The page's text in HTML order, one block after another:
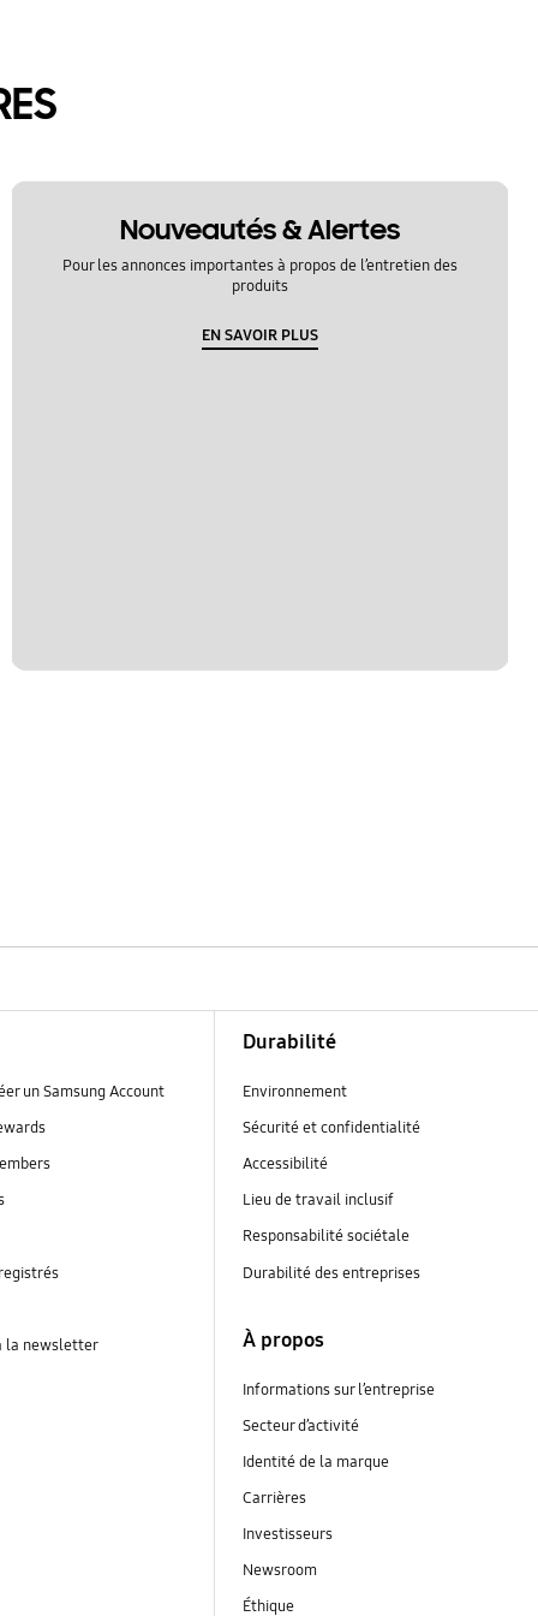
Nouveautés & Alertes
Pour les annonces importantes à propos de l’entretien des
produits
EN SAVOIR PLUS
un Samsung Account
la newsletter
Durabilité
Environnement
Sécurité et confidentialité
Accessibilité
Lieu de travail inclusif
Responsabilité sociétale
Durabilité des entreprises
À propos
Informations sur l’entreprise
Secteur d’activité
Identité de la marque
Carrières
Investisseurs
Newsroom
Éthique